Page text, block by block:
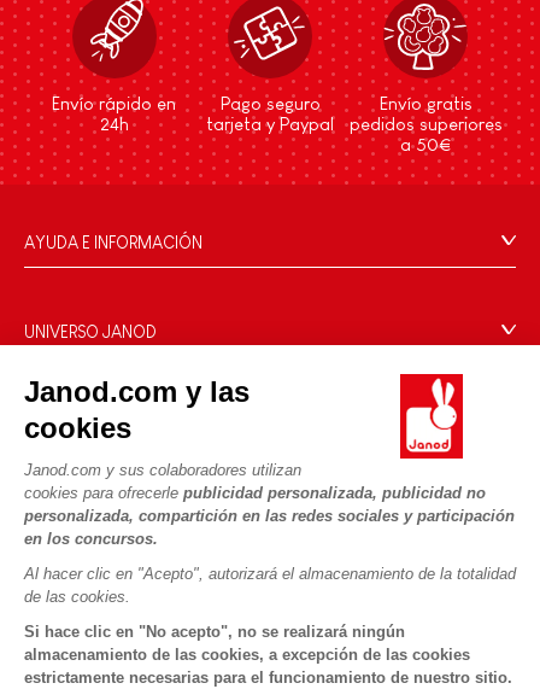
Janod.com y las
cookies
Janod.com y sus colaboradores utilizan
cookies para ofrecerle publicidad personalizada, publicidad no
personalizada, compartición en las redes sociales y participación
en los concursos.
Al hacer clic en "Acepto", autorizará el almacenamiento de la totalidad
de las cookies.
Si hace clic en "No acepto", no se realizará ningún
almacenamiento de las cookies, a excepción de las cookies
estrictamente necesarias para el funcionamiento de nuestro sitio.
Envío rápido en
24h
Pago seguro
tarjeta y Paypal
Envío gratis
pedidos superiores
a 50€
AYUDA E INFORMACIÓN
Preguntas más frecuentes
Tiendas
Retirada de productos
Datos personales
Cookies
Condiciones de las ofertas
Condiciones de uso #YesJanod
UNIVERSO JANOD
¿Qué es FSC®?
NUESTROS SERVICIOS
Pago seguro
Métodos de envío
Vídeos
Reglas del juego y manuales
Piezas sueltas
Actividades infantiles para descargar
PROFESIONAL
SÍGUENOS